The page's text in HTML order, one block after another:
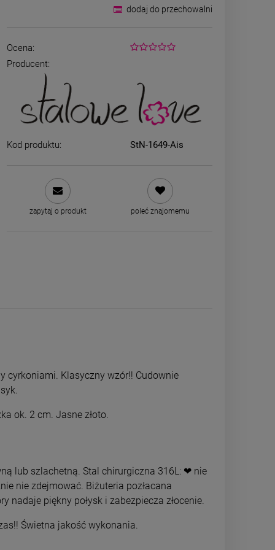
Bransoletka srebrna STAL
Naszyjnik STAL CHIRURGICZNA do
przywieszek 60 cm jasne złoto
dodaj do przechowalni
Ocena:
Producent:
Kod produktu: StN-1649-Ais
zapytaj o produkt poleć znajomemu
cyrkoniami. Klasyczny wzór!! Cudownie
ok. 2 cm. Jasne złoto.
lub szlachetną. Stal chirurgiczna 316L: ❤ nie
nie zdejmować. Biżuteria pozłacana
nadaje piękny połysk i zabezpiecza złocenie.
Świetna jakość wykonania.